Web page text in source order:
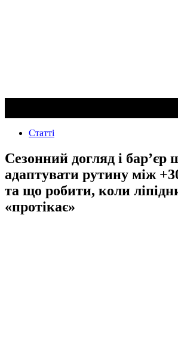
Статті
Сезонний догляд і бар’єр
адаптувати рутину між
та що робити, коли
«протікає»